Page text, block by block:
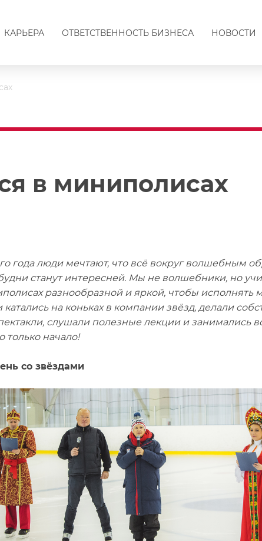
КАРЬЕРА ОТВЕТСТВЕННОСТЬ БИЗНЕСА НОВОСТИ
в миниполисах
года люди мечтают, что всё вокруг волшебным
станут интересней. Мы не волшебники, но
разнообразной и яркой, чтобы исполнять
катались на коньках в компании звёзд, делали
слушали полезные лекции и занимались
только начало!
со звёздами